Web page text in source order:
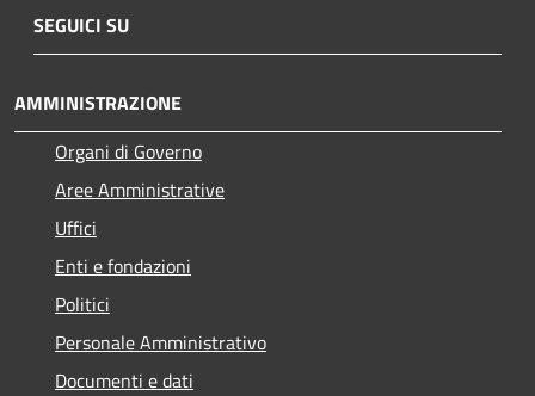
SEGUICI SU
AMMINISTRAZIONE
Organi di Governo
Aree Amministrative
Uffici
Enti e fondazioni
Politici
Personale Amministrativo
Documenti e dati